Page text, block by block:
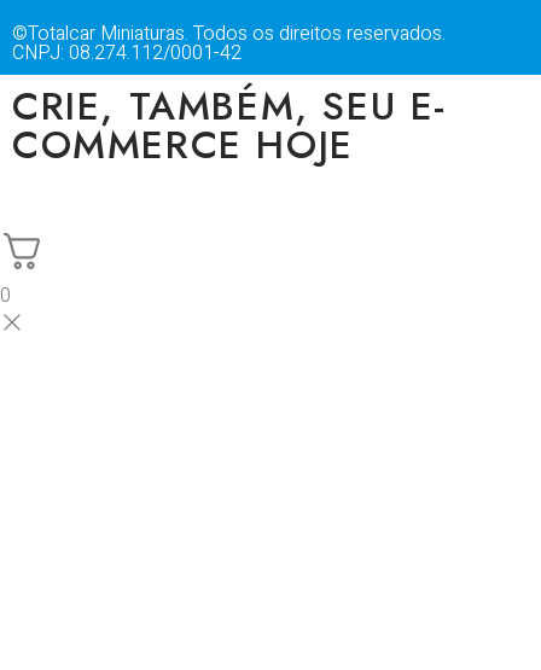
©Totalcar Miniaturas. Todos os direitos reservados.
CNPJ: 08.274.112/0001-42
CRIE, TAMBÉM, SEU E-
COMMERCE HOJE
0